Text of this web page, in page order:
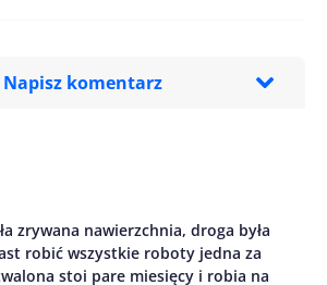
Napisz komentarz
zrywana nawierzchnia, droga była
robić wszystkie roboty jedna za
stoi pare miesięcy i robia na